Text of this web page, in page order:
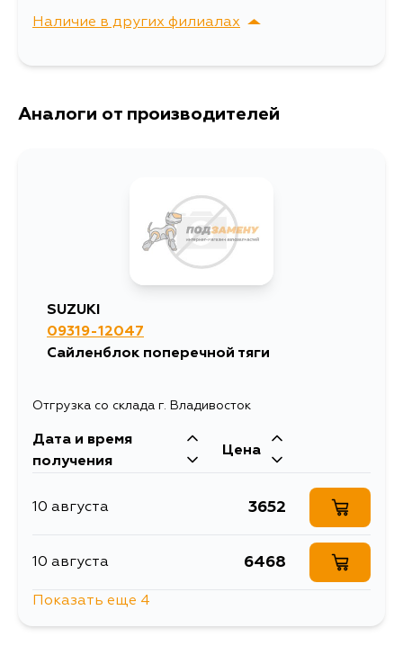
21 августа 590
Наличие в других филиалах
г. Владивосток,
Аналоги от производителей
SUZUKI
09319-12047
Сайленблок поперечной тяги
Отгрузка со склада г. Владивосток
Дата и время
получения
Цена
10 августа 3652
10 августа 6468
Показать еще 4